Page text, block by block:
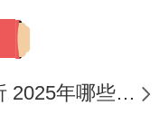
愿景能够带动
步,不仅如此还
还有努力得动
2025年犯太岁五大生肖解析 2025年哪些生肖会犯太岁